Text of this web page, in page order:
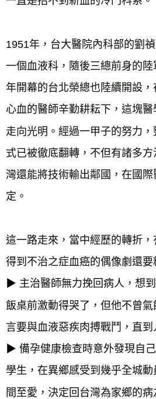
1951年，台大醫院內科部的劉
一個血液科，隨後三總前身的
年開幕的台北榮總也陸續開設
心血的醫師辛勤耕耘下，這塊
走向光明。經過一甲子的努力
式已被徹底翻轉，不但有諸多
灣還能將技術輸出鄰國，在國
這一路走來，當中經歷的轉折
得到不治之症血癌的偶像劇還要
▶︎ 主治醫師無力挽回病人，想
飯桌前激動得哭了，但他不曾
言要與血液惡疾肉搏戰鬥，直到
▶︎ 備孕健康檢查時意外發現自
學生，在異鄉感受到幾乎全城
間至愛，決定回台灣為家鄉的